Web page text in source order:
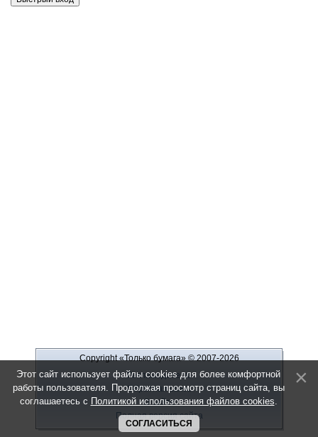
Copyright «Только бумага»© 2007-2026
Рекламодателю
Обратная связь
О сайте
Полная версия сайта
Этот сайт использует файлы cookies для более комфортной
работы пользователя. Продолжая просмотр страниц сайта, вы
соглашаетесь с Политикой использования файлов cookies.
СОГЛАСИТЬСЯ